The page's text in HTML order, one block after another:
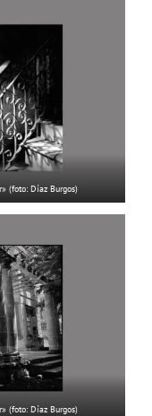
(foto: Díaz Burgos)
(foto: Díaz Burgos)